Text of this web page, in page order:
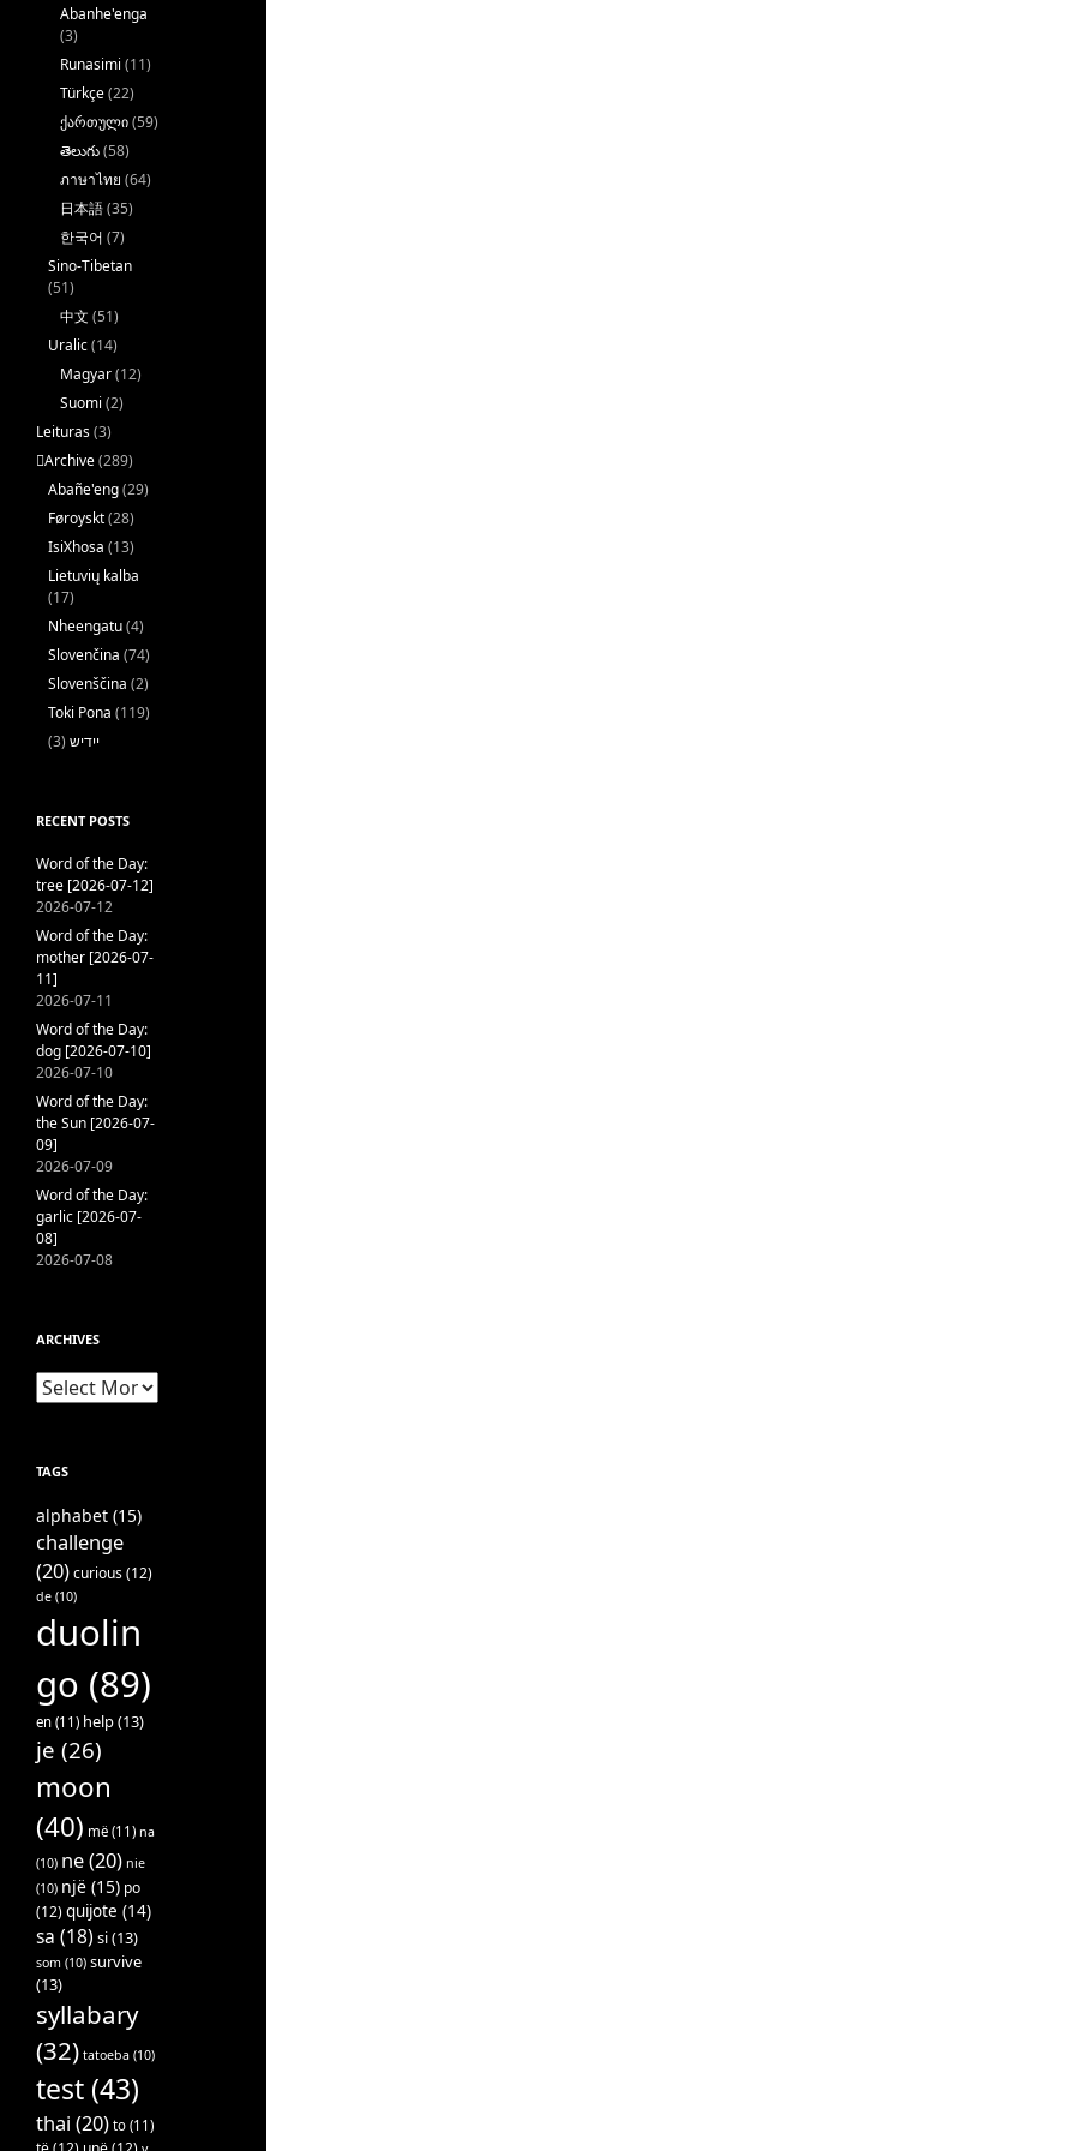
Abanhe'enga
(3)
Runasimi (11)
Türkçe(22)
ქართული(59)
తెలుగు(58)
ภาษาไทย (64)
日本語(35)
한국어 (7)
Sino-Tibetan
(51)
中文 (51)
Uralic(14)
Magyar(12)
Suomi (2)
Leituras(3)
􏿽Archive(289)
Abañe'eng(29)
Føroyskt(28)
IsiXhosa (13)
Lietuvių kalba
(17)
Nheengatu(4)
Slovenčina (74)
Slovenščina (2)
Toki Pona (119)
ייִדיש (3)
RECENT POSTS
Word of the Day:
tree [2026-07-12]
2026-07-12
Word of the Day:
mother [2026-07-
11]
2026-07-11
Word of the Day:
dog [2026-07-10]
2026-07-10
Word of the Day:
the Sun [2026-07-
09]
2026-07-09
Word of the Day:
garlic [2026-07-
08]
2026-07-08
ARCHIVES
Archives
TAGS
alphabet (15)
challenge
(20)curious(12)
de (10)
duolin
go (89)
en (11) help(13)
je (26)
moon
(40) më (11) na
(10) ne(20) nie
(10) një (15) po
(12)quijote (14)
sa (18) si(13)
som (10) survive
(13)
syllabary
(32) tatoeba (10)
test (43)
thai (20) to (11)